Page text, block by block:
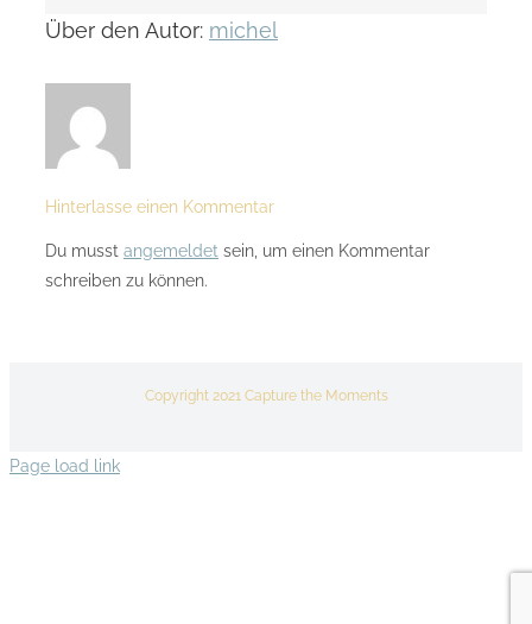
Über den Autor: michel
Hinterlasse einen Kommentar
Du musst angemeldet sein, um einen Kommentar
schreiben zu können.
Copyright 2021 Capture the Moments
Page load link